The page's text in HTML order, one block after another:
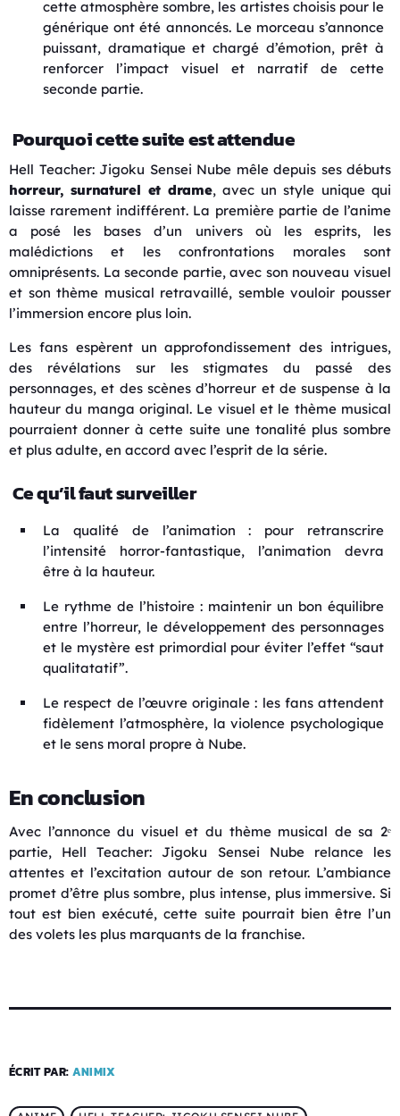
cette atmosphère sombre, les artistes choisis pour le
générique ont été annoncés. Le morceau s’annonce
puissant, dramatique et chargé d’émotion, prêt à
renforcer l’impact visuel et narratif de cette
seconde partie.
Pourquoi cette suite est attendue
Hell Teacher: Jigoku Sensei Nube mêle depuis ses débuts
horreur, surnaturel et drame, avec un style unique qui
laisse rarement indifférent. La première partie de l’anime
a posé les bases d’un univers où les esprits, les
malédictions et les confrontations morales sont
omniprésents. La seconde partie, avec son nouveau visuel
et son thème musical retravaillé, semble vouloir pousser
l’immersion encore plus loin.
Les fans espèrent un approfondissement des intrigues,
des révélations sur les stigmates du passé des
personnages, et des scènes d’horreur et de suspense à la
hauteur du manga original. Le visuel et le thème musical
pourraient donner à cette suite une tonalité plus sombre
et plus adulte, en accord avec l’esprit de la série.
Ce qu’il faut surveiller
La qualité de l’animation : pour retranscrire
l’intensité horror-fantastique, l’animation devra
être à la hauteur.
Le rythme de l’histoire : maintenir un bon équilibre
entre l’horreur, le développement des personnages
et le mystère est primordial pour éviter l’effet “saut
qualitatatif”.
Le respect de l’œuvre originale : les fans attendent
fidèlement l’atmosphère, la violence psychologique
et le sens moral propre à Nube.
En conclusion
Avec l’annonce du visuel et du thème musical de sa 2ᵉ
partie, Hell Teacher: Jigoku Sensei Nube relance les
attentes et l’excitation autour de son retour. L’ambiance
promet d’être plus sombre, plus intense, plus immersive. Si
tout est bien exécuté, cette suite pourrait bien être l’un
des volets les plus marquants de la franchise.
ÉCRIT PAR: ANIMIX